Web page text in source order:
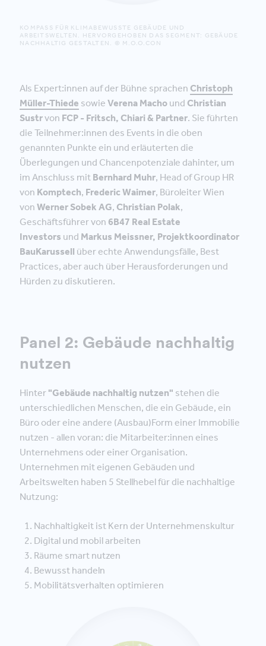
KOMPASS FÜR KLIMABEWUSSTE GEBÄUDE UND
ARBEITSWELTEN. HERVORGEHOBEN DAS SEGMENT: GEBÄUDE
NACHHALTIG GESTALTEN. © M.O.O.CON
Als Expert:innen auf der Bühne sprachen Christoph
Müller-Thiede sowie Verena Macho und Christian
Sustrvon FCP - Fritsch, Chiari & Partner. Sie führten
die Teilnehmer:innen des Events in die oben
genannten Punkte ein und erläuterten die
Überlegungen und Chancenpotenziale dahinter, um
im Anschluss mit Bernhard Muhr, Head of Group HR
von Komptech, Frederic Waimer, Büroleiter Wien
von Werner Sobek AG, Christian Polak,
Geschäftsführer von 6B47 Real Estate
Investors und Markus Meissner, Projektkoordinator
BauKarussell über echte Anwendungsfälle, Best
Practices, aber auch über Herausforderungen und
Hürden zu diskutieren.
Panel 2: Gebäude nachhaltig
nutzen
Hinter "Gebäude nachhaltig nutzen" stehen die
unterschiedlichen Menschen, die ein Gebäude, ein
Büro oder eine andere (Ausbau)Form einer Immobilie
nutzen - allen voran: die Mitarbeiter:innen eines
Unternehmens oder einer Organisation.
Unternehmen mit eigenen Gebäuden und
Arbeitswelten haben 5 Stellhebel für die nachhaltige
Nutzung:
Nachhaltigkeit ist Kern der Unternehmenskultur
Digital und mobil arbeiten
Räume smart nutzen
Bewusst handeln
Mobilitätsverhalten optimieren